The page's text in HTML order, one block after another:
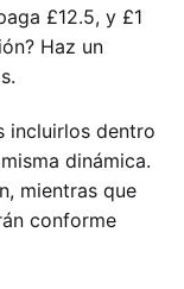
£12.5, y £1
Haz un
incluirlos dentro
dinámica.
mientras que
conforme